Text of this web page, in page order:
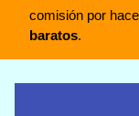
comisión por
baratos.